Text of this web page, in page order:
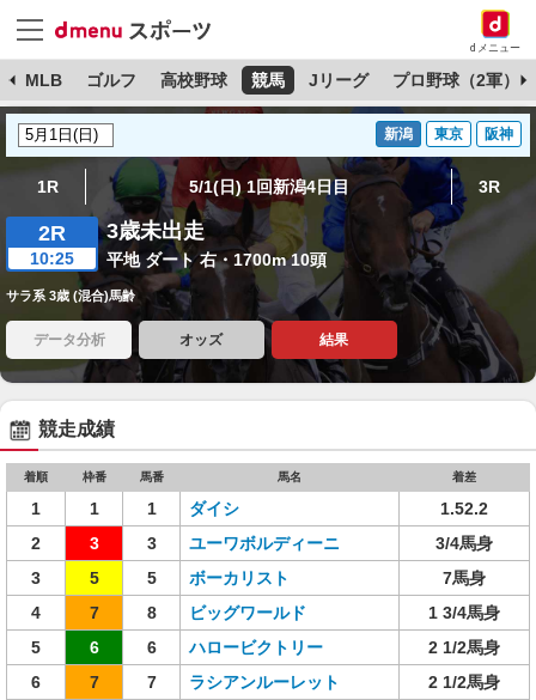
dメニュー
MLB ゴルフ 高校野球 競馬 Jリーグ プロ野球（2軍）
新潟 東京 阪神
1R 5/1(日) 1回新潟4日目 3R
2R
10:25
3歳未出走
平地 ダート 右・1700m 10頭
サラ系 3歳 (混合)馬齢
データ分析 オッズ 結果
競走成績
着順 枠番 馬番 馬名 着差
1 1 1 ダイシ
1.52.2
2
3 3 ユーワボルディーニ
3/4馬身
3
5 5 ボーカリスト
7馬身
4
7 8 ビッグワールド
1 3/4馬身
5
6 6 ハロービクトリー
2 1/2馬身
6
7 7 ラシアンルーレット
2 1/2馬身